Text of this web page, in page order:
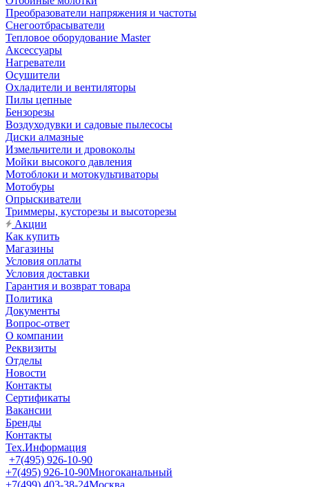
Преобразователи напряжения и частоты
Снегоотбрасыватели
Тепловое оборудование Master
Аксессуары
Нагреватели
Осушители
Охладители и вентиляторы
Пилы цепные
Бензорезы
Воздуходувки и садовые пылесосы
Диски алмазные
Измельчители и дровоколы
Мойки высокого давления
Мотоблоки и мотокультиваторы
Мотобуры
Опрыскиватели
Триммеры, кусторезы и высоторезы
Акции
Как купить
Магазины
Условия оплаты
Условия доставки
Гарантия и возврат товара
Политика
Документы
Вопрос-ответ
О компании
Реквизиты
Отделы
Новости
Контакты
Сертификаты
Вакансии
Бренды
Контакты
Тех.Информация
+7(495) 926-10-90
+7(495) 926-10-90Многоканальный
+7(499) 403-38-24Москва